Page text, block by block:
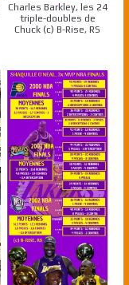
Charles Barkley, les 24
triple-doubles de
Chuck (c) B-Rise, RS